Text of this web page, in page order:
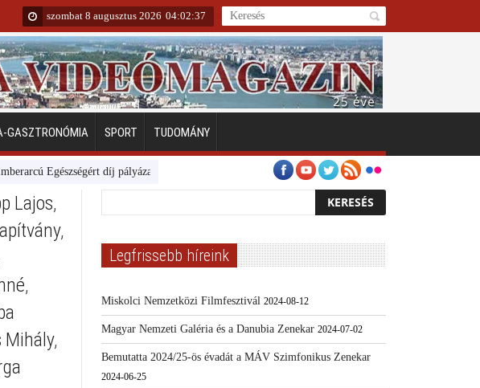
szombat 8 augusztus 2026 04:02:38
GASZTRONÓMIA SPORT TUDOMÁNY
Egészségért díj pályázat 2024 Továbbképzést indít ősztől a MATE
Lajos,
,
,
Mihály,
Legfrissebb híreink
Miskolci Nemzetközi Filmfesztivál 2024-08-12
Magyar Nemzeti Galéria és a Danubia Zenekar 2024-07-02
Bemutatta 2024/25-ös évadát a MÁV Szimfonikus Zenekar
2024-06-25